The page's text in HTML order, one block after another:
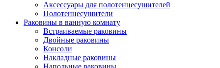
Аксессуары для полотенцесушителей
Полотенцесушители
Раковины в ванную комнату
Встраиваемые раковины
Двойные раковины
Консоли
Накладные раковины
Напольные раковины